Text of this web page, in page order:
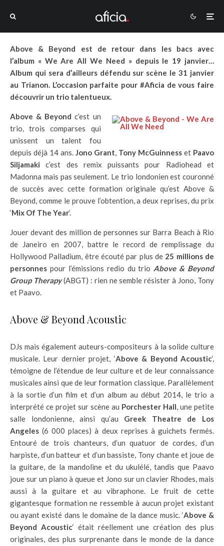
Above & Beyond est de retour dans les bacs avec
l’album « We Are All We Need » depuis le 19 janvier…
Album qui sera d’ailleurs défendu sur scène le 31 janvier
au Trianon. L’occasion parfaite pour #Aficia de vous faire
découvrir un trio talentueux.
Above & Beyond c’est un
trio, trois comparses qui
unissent un talent fou
depuis déjà 14 ans. Jono Grant, Tony McGuinness et Paavo
Siljamaki c’est des remix puissants pour Radiohead et
Madonna mais pas seulement. Le trio londonien est couronné
de succès avec cette formation originale qu’est Above &
Beyond, comme le prouve l’obtention, a deux reprises, du prix
‘Mix Of The Year‘.
Jouer devant des million de personnes sur Barra Beach à Rio
de Janeiro en 2007, battre le record de remplissage du
Hollywood Palladium, être écouté par plus de 25 millions de
personnes pour l’émissions redio du trio Above & Beyond
Group Therapy (ABGT) : rien ne semble résister à Jono, Tony
et Paavo.
Above & Beyond Acoustic
DJs mais également auteurs-compositeurs à la solide culture
musicale. Leur dernier projet, ‘Above & Beyond Acoustic‘,
témoigne de l’étendue de leur culture et de leur connaissance
musicales ainsi que de leur formation classique. Parallèlement
à la sortie d’un film et d’un album au début 2014, le trio a
interprété ce projet sur scène au Porchester Hall, une petite
salle londonienne, ainsi qu’au Greek Theatre de Los
Angeles (6 000 places) à deux reprises à guichets fermés.
Entouré de trois chanteurs, d’un quatuor de cordes, d’un
harpiste, d’un batteur et d’un bassiste, Tony chante et joue de
la guitare, de la mandoline et du ukulélé, tandis que Paavo
joue sur un piano à queue et Jono sur un clavier Rhodes, mais
aussi à la guitare et au vibraphone. Le fruit de cette
gigantesque formation ne ressemble à aucun projet existant
ou ayant existé dans le domaine de la dance music. ‘Above &
Beyond Acoustic‘ était réellement une création des plus
originales, des plus surprenante dans le monde de la dance